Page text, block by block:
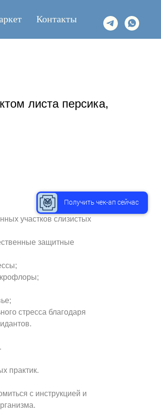
Контакты
листа персика,
участков слизистых
защитные
стресса благодаря
практик.
с инструкцией и
Получить чек-ап сейчас